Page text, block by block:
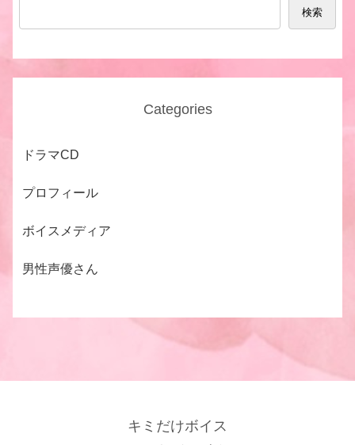
検索
Categories
ドラマCD
プロフィール
ボイスメディア
男性声優さん
キミだけボイス